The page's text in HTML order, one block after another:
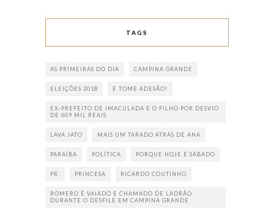
TAGS
AS PRIMEIRAS DO DIA CAMPINA GRANDE
ELEIÇÕES 2018 E TOME ADESÃO!
EX-PREFEITO DE IMACULADA E O FILHO POR DESVIO
DE 609 MIL REAIS
LAVA JATO MAIS UM TARADO ATRÁS DE ANA
PARAÍBA POLÍTICA PORQUE HOJE É SÁBADO
PR. PRINCESA RICARDO COUTINHO
ROMERO É VAIADO E CHAMADO DE LADRÃO
DURANTE O DESFILE EM CAMPINA GRANDE